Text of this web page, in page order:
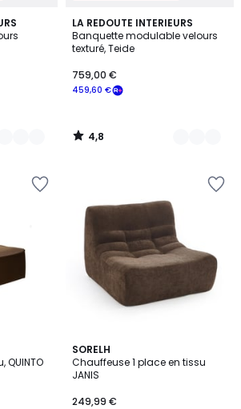
LA REDOUTE INTERIEURS
Banquette modulable velours
texturé, Teide
459,60 €
759,00 €
4,8
/ 5
2
Couleurs
4,8
/
QUINTO
SORELH
Chauffeuse 1 place en tissu
JANIS
249,99 €
4
/
5
6
Couleurs